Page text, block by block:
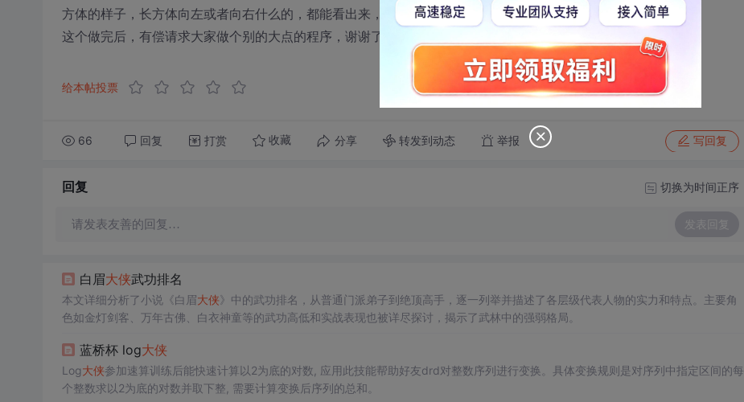
方体的样子，长方体向左或者向右什么的，都能看出来，就是这样的东西，麻烦大家了
这个做完后，有偿请求大家做个别的大点的程序，谢谢了
给本帖投票
66 回复 打赏 收藏 分享 转发到动态 举报 写回复
回复 切换为时间正序
请发表友善的回复… 发表回复
白眉大侠武功排名
本文详细分析了小说《白眉大侠》中的武功排名，从普通门派弟子到绝顶高手，逐一列举并描述了各层级代表人物的实力和特点。主要角
色如金灯剑客、万年古佛、白衣神童等的武功高低和实战表现也被详尽探讨，揭示了武林中的强弱格局。
蓝桥杯 log大侠
Log大侠参加速算训练后能快速计算以2为底的对数, 应用此技能帮助好友drd对整数序列进行变换。具体变换规则是对序列中指定区间的每
个整数求以2为底的对数并取下整, 需要计算变换后序列的总和。